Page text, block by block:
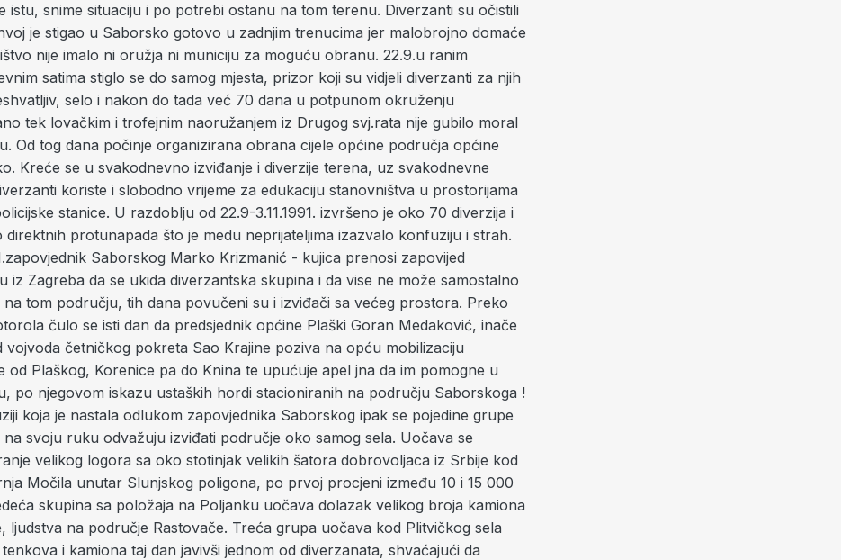
istu, snime situaciju i po potrebi ostanu na tom terenu. Diverzanti su očistili
je stigao u Saborsko gotovo u zadnjim trenucima jer malobrojno domaće
nije imalo ni oružja ni municiju za moguću obranu. 22.9.u ranim
satima stiglo se do samog mjesta, prizor koji su vidjeli diverzanti za njih
selo i nakon do tada već 70 dana u potpunom okruženju
tek lovačkim i trofejnim naoružanjem iz Drugog svj.rata nije gubilo moral
Od tog dana počinje organizirana obrana cijele općine područja općine
Kreće se u svakodnevno izviđanje i diverzije terena, uz svakodnevne
koriste i slobodno vrijeme za edukaciju stanovništva u prostorijama
stanice. U razdoblju od 22.9-3.11.1991. izvršeno je oko 70 diverzija i
direktnih protunapada što je medu neprijateljima izazvalo konfuziju i strah.
Saborskog Marko Krizmanić - kujica prenosi zapovijed
iz Zagreba da se ukida diverzantska skupina i da vise ne može samostalno
na tom području, tih dana povučeni su i izviđači sa većeg prostora. Preko
čulo se isti dan da predsjednik općine Plaški Goran Medaković, inače
vojvoda četničkog pokreta Sao Krajine poziva na opću mobilizaciju
od Plaškog, Korenice pa do Knina te upućuje apel jna da im pomogne u
po njegovom iskazu ustaških hordi stacioniranih na području Saborskoga !
koja je nastala odlukom zapovjednika Saborskog ipak se pojedine grupe
na svoju ruku odvažuju izviđati područje oko samog sela. Uočava se
velikog logora sa oko stotinjak velikih šatora dobrovoljaca iz Srbije kod
Močila unutar Slunjskog poligona, po prvoj procjeni između 10 i 15 000
skupina sa položaja na Poljanku uočava dolazak velikog broja kamiona
ljudstva na područje Rastovače. Treća grupa uočava kod Plitvičkog sela
i kamiona taj dan javivši jednom od diverzanata, shvaćajući da